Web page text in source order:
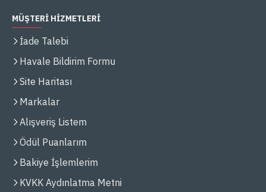
MÜŞTERİ HİZMETLERİ
İade Talebi
Havale Bildirim Formu
Site Haritası
Markalar
Alışveriş Listem
Ödül Puanlarım
Bakiye İşlemlerim
KVKK Aydınlatma Metni